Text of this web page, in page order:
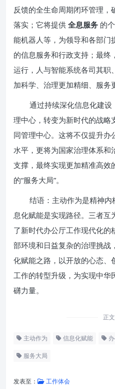
反馈的全生命周期闭环管理
落实；它将提供 全息服务 的
能机器人等，为领导和各部门
的信息服务和行政支持；最终
运行，人与智能系统各司其职
加科学、治理更加精细、服务
通过持续深化信息化建
理中心，转变为新时代的战略
同管理中心。这将不仅提升
水平，更将为国家治理体系和
支撑，最终实现更加精准高效
的“服务大局”。
结语：主动作为是精神
息化赋能是实现路径。三者互
了新时代办公厅工作现代化
部环境和日益复杂的治理挑战
化赋能之路，以开放的心态、
工作的转型升级，为实现中华
礴力量。
正
主动作为 信息化赋能
服务大局
发表至： 工作体会